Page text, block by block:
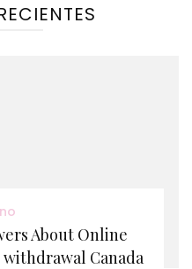
About Online
Canada